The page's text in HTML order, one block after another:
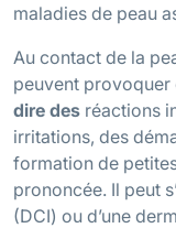
maladies de peau
Au contact de la
peuvent provoquer
dire des réactions
irritations, des
formation de
prononcée. Il peut
(DCI) ou d’une